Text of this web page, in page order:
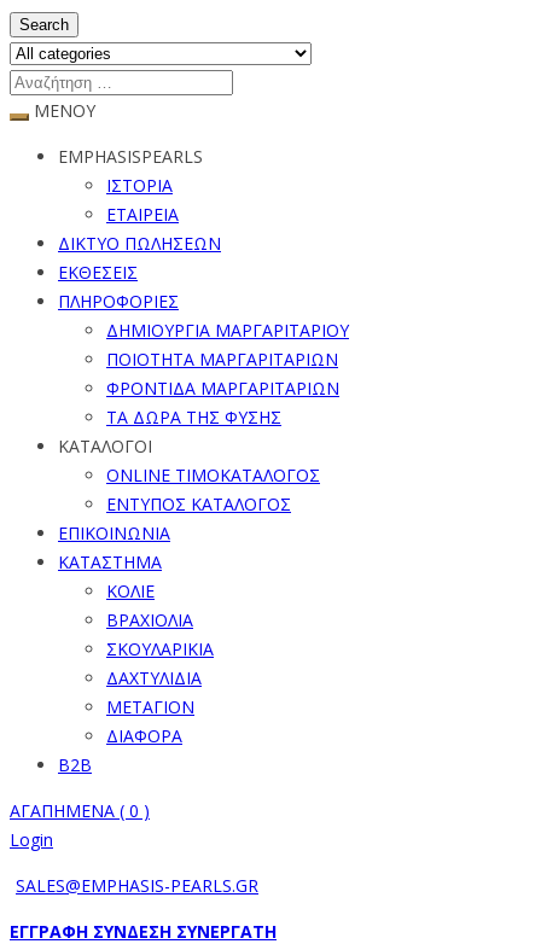
Search
ΜΕΝΟΥ
EMPHASISPEARLS
ΙΣΤΟΡΙΑ
ΕΤΑΙΡΕΙΑ
ΔΙΚΤΥΟ ΠΩΛΗΣΕΩΝ
ΕΚΘΕΣΕΙΣ
ΠΛΗΡΟΦΟΡΙΕΣ
ΔΗΜΙΟΥΡΓΙΑ ΜΑΡΓΑΡΙΤΑΡΙΟΥ
ΠΟΙΟΤΗΤΑ ΜΑΡΓΑΡΙΤΑΡΙΩΝ
ΦΡΟΝΤΙΔΑ ΜΑΡΓΑΡΙΤΑΡΙΩΝ
ΤΑ ΔΩΡΑ ΤΗΣ ΦΥΣΗΣ
ΚΑΤΑΛΟΓΟΙ
ONLINE ΤΙΜΟΚΑΤΑΛΟΓΟΣ
ΕΝΤΥΠΟΣ ΚΑΤΑΛΟΓΟΣ
ΕΠΙΚΟΙΝΩΝΙΑ
ΚΑΤΑΣΤΗΜΑ
ΚΟΛΙΕ
ΒΡΑΧΙΟΛΙΑ
ΣΚΟΥΛΑΡΙΚΙΑ
ΔΑΧΤΥΛΙΔΙΑ
ΜΕΤΑΓΙΟΝ
ΔΙΑΦΟΡΑ
B2B
ΑΓΑΠΗΜΕΝΑ ( 0 )
Login
SALES@EMPHASIS-PEARLS.GR
ΕΓΓΡΑΦΗ ΣΥΝΔΕΣΗ ΣΥΝΕΡΓΑΤΗ